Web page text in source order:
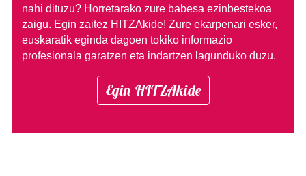
nahi dituzu? Horretarako zure babesa ezinbestekoa
zaigu. Egin zaitez HITZAkide! Zure ekarpenari esker,
euskaratik eginda dagoen tokiko informazio
profesionala garatzen eta indartzen lagunduko duzu.
Egin HITZAkide